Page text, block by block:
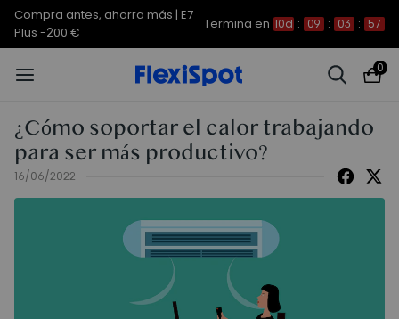
Compra antes, ahorra más | E7
Plus -200 €
Termina en 10d : 09 : 03 : 56
0
¿Cómo soportar el calor trabajando
para ser más productivo?
16/06/2022